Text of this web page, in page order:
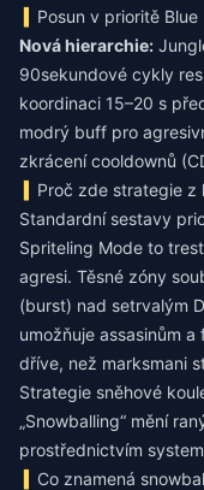
Posun v prioritě Blue
Nová hierarchie:
90sekundové cykly
koordinaci 15–20 s
modrý buff pro
zkrácení cooldownů
Proč zde strategie z
Standardní sestavy
Spriteling Mode to
agresi. Těsné zóny
(burst) nad setrvalým
umožňuje assasinům
dříve, než marksmani
Strategie sněhové
„Snowballing“ mění
prostřednictvím
Co znamená